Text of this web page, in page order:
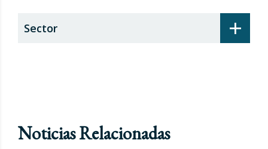
+
Sector
Noticias Relacionadas